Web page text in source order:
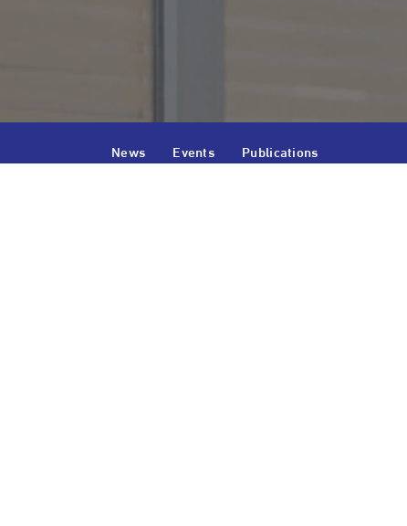
News Events Publications